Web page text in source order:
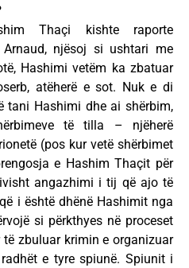
Thaçi kishte raporte
Arnaud, njësoj si ushtari me
Hashimi vetëm ka zbatuar
atëherë e sot. Nuk e di
tani Hashimi dhe ai shërbim,
të tilla – njëherë
(pos kur vetë shërbimet
e Hashim Thaçit për
angazhimi i tij që ajo të
i është dhënë Hashimit nga
si përkthyes në proceset
të zbuluar krimin e organizuar
e tyre spiunë. Spiunit i